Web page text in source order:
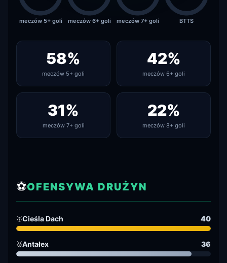
meczów 5+ goli meczów 6+ goli meczów 7+ goli BTTS
58%
meczów 5+ goli
42%
meczów 6+ goli
31%
meczów 7+ goli
22%
meczów 8+ goli
⚽OFENSYWA DRUŻYN
🥇Cieśla Dach 40
🥈Antałex 36